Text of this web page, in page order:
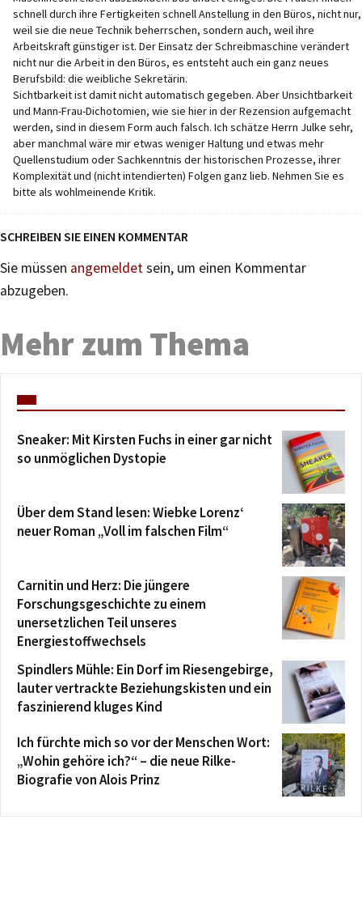
schnell durch ihre Fertigkeiten schnell Anstellung in den Büros, nicht nur,
weil sie die neue Technik beherrschen, sondern auch, weil ihre
Arbeitskraft günstiger ist. Der Einsatz der Schreibmaschine verändert
nicht nur die Arbeit in den Büros, es entsteht auch ein ganz neues
Berufsbild: die weibliche Sekretärin.
Sichtbarkeit ist damit nicht automatisch gegeben. Aber Unsichtbarkeit
und Mann-Frau-Dichotomien, wie sie hier in der Rezension aufgemacht
werden, sind in diesem Form auch falsch. Ich schätze Herrn Julke sehr,
aber manchmal wäre mir etwas weniger Haltung und etwas mehr
Quellenstudium oder Sachkenntnis der historischen Prozesse, ihrer
Komplexität und (nicht intendierten) Folgen ganz lieb. Nehmen Sie es
bitte als wohlmeinende Kritik.
SCHREIBEN SIE EINEN KOMMENTAR
Sie müssen angemeldetsein, um einen Kommentar
abzugeben.
Mehr zum Thema
Sneaker: Mit Kirsten Fuchs in einer gar nicht
so unmöglichen Dystopie
Über dem Stand lesen: Wiebke Lorenz‘
neuer Roman „Voll im falschen Film“
Carnitin und Herz: Die jüngere
Forschungsgeschichte zu einem
unersetzlichen Teil unseres
Energiestoffwechsels
Spindlers Mühle: Ein Dorf im Riesengebirge,
lauter vertrackte Beziehungskisten und ein
faszinierend kluges Kind
Ich fürchte mich so vor der Menschen Wort:
„Wohin gehöre ich?“ – die neue Rilke-
Biografie von Alois Prinz